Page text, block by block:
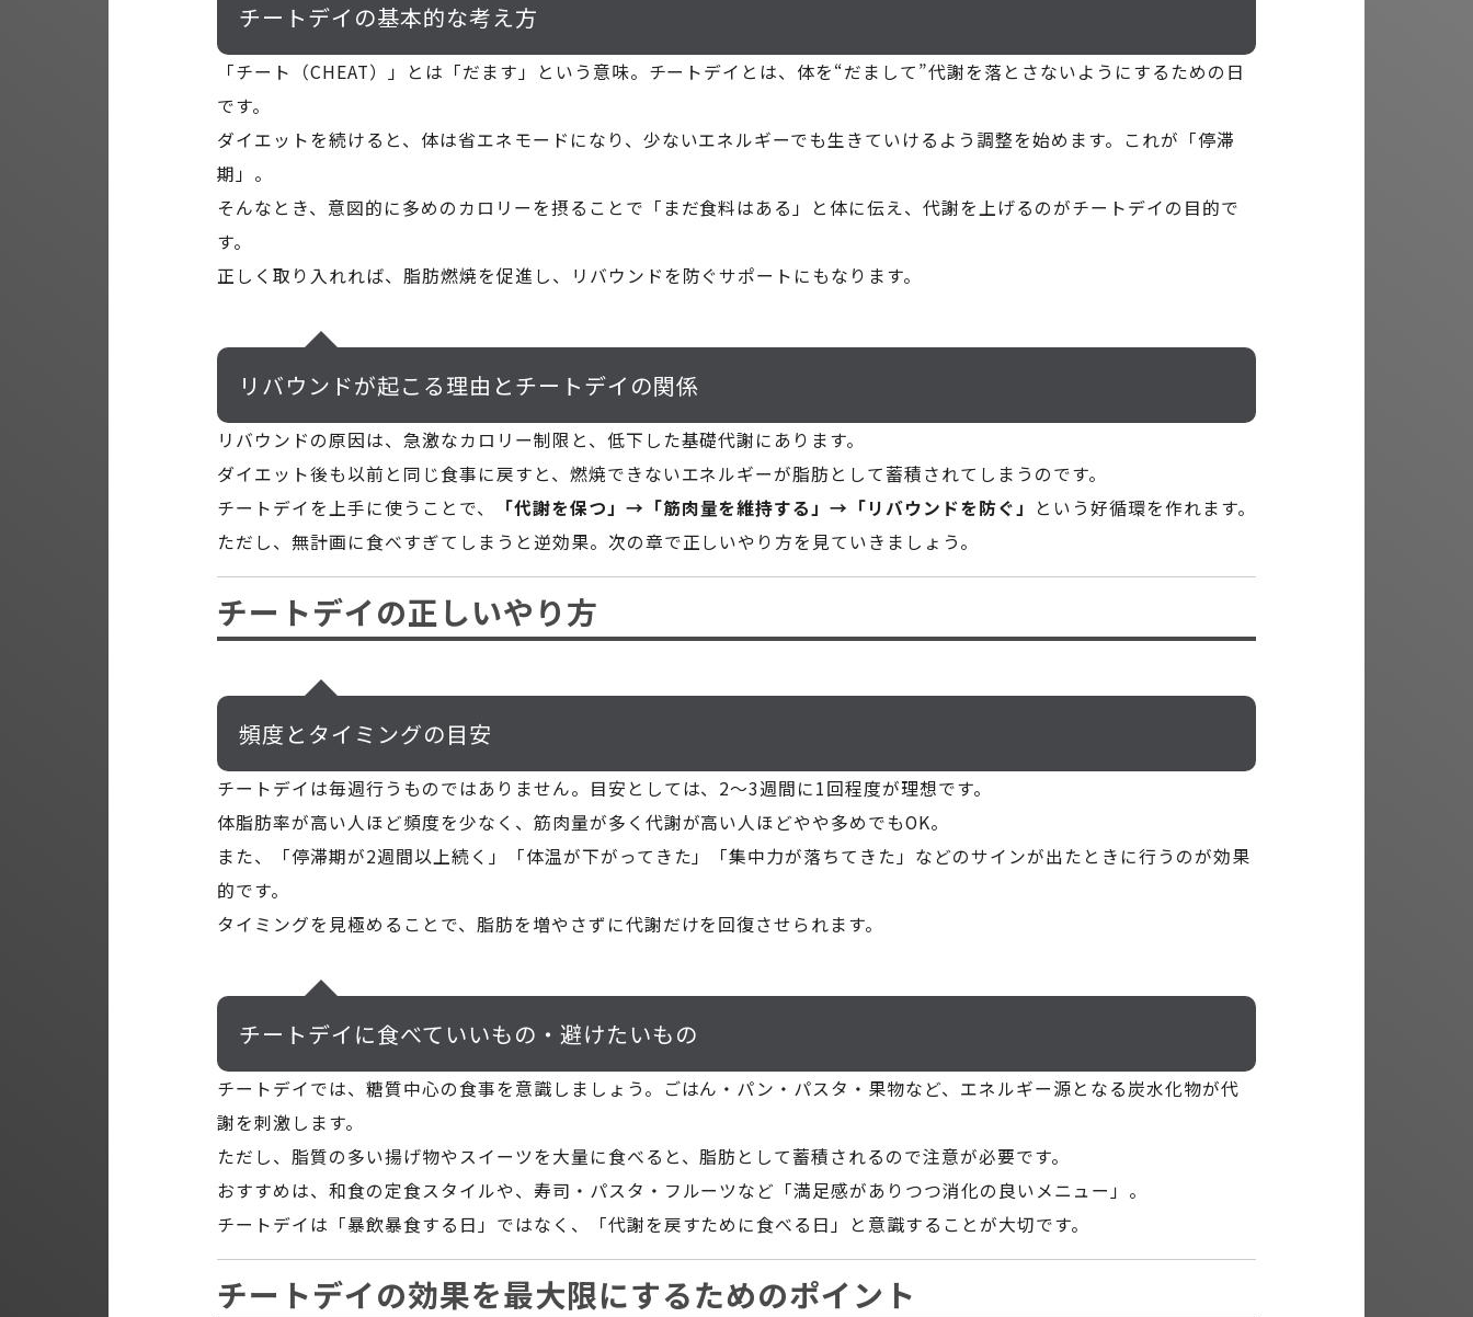
チートデイの基本的な考え方
「チート（CHEAT）」とは「だます」という意味。チートデイとは、体を“だまして”代謝を落とさないようにするための日
です。
ダイエットを続けると、体は省エネモードになり、少ないエネルギーでも生きていけるよう調整を始めます。これが「停滞
期」。
そんなとき、意図的に多めのカロリーを摂ることで「まだ食料はある」と体に伝え、代謝を上げるのがチートデイの目的で
す。
正しく取り入れれば、脂肪燃焼を促進し、リバウンドを防ぐサポートにもなります。
リバウンドが起こる理由とチートデイの関係
リバウンドの原因は、急激なカロリー制限と、低下した基礎代謝にあります。
ダイエット後も以前と同じ食事に戻すと、燃焼できないエネルギーが脂肪として蓄積されてしまうのです。
チートデイを上手に使うことで、
「代謝を保つ」→「筋肉量を維持する」→「リバウンドを防ぐ」
という好循環を作れます。
ただし、無計画に食べすぎてしまうと逆効果。次の章で正しいやり方を見ていきましょう。
チートデイの正しいやり方
頻度とタイミングの目安
チートデイは毎週行うものではありません。目安としては、2〜3週間に1回程度が理想です。
体脂肪率が高い人ほど頻度を少なく、筋肉量が多く代謝が高い人ほどやや多めでもOK。
また、「停滞期が2週間以上続く」「体温が下がってきた」「集中力が落ちてきた」などのサインが出たときに行うのが効果
的です。
タイミングを見極めることで、脂肪を増やさずに代謝だけを回復させられます。
チートデイに食べていいもの・避けたいもの
チートデイでは、糖質中心の食事を意識しましょう。ごはん・パン・パスタ・果物など、エネルギー源となる炭水化物が代
謝を刺激します。
ただし、脂質の多い揚げ物やスイーツを大量に食べると、脂肪として蓄積されるので注意が必要です。
おすすめは、和食の定食スタイルや、寿司・パスタ・フルーツなど「満足感がありつつ消化の良いメニュー」。
チートデイは「暴飲暴食する日」ではなく、「代謝を戻すために食べる日」と意識することが大切です。
チートデイの効果を最大限にするためのポイント